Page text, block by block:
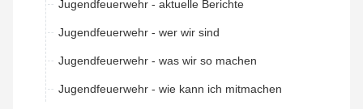
Jugendfeuerwehr - aktuelle Berichte
Jugendfeuerwehr - wer wir sind
Jugendfeuerwehr - was wir so machen
Jugendfeuerwehr - wie kann ich mitmachen